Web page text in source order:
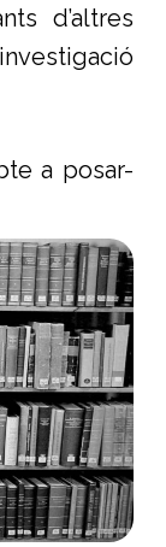
d’altres
a posar-